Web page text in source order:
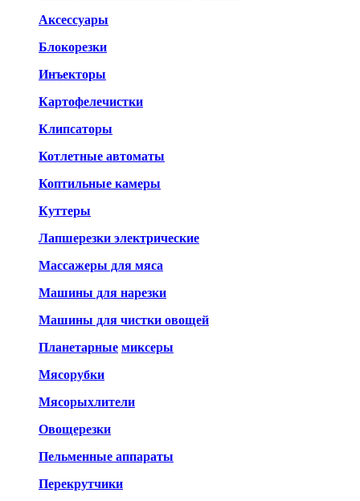
Аксессуары
Блокорезки
Инъекторы
Картофелечистки
Клипсаторы
Котлетные автоматы
Коптильные камеры
Куттеры
Лапшерезки электрические
Массажеры для мяса
Машины для нарезки
Машины для чистки овощей
Планетарные миксеры
Мясорубки
Мясорыхлители
Овощерезки
Пельменные аппараты
Перекрутчики